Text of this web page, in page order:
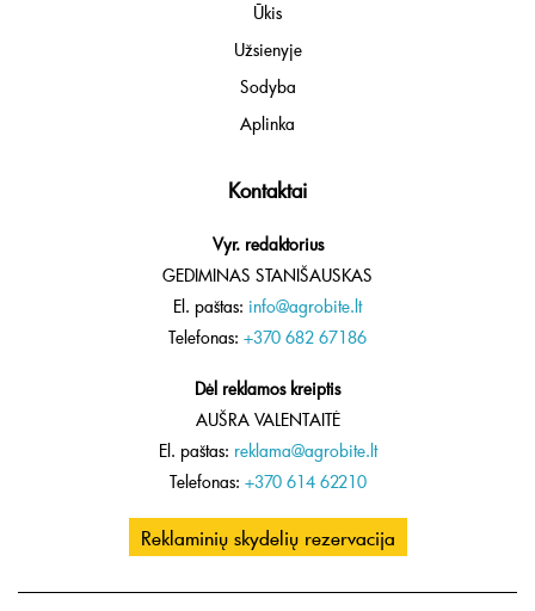
Ūkis
Užsienyje
Sodyba
Aplinka
Kontaktai
Vyr. redaktorius
GEDIMINAS STANIŠAUSKAS
El. paštas: info@agrobite.lt
Telefonas: +370 682 67186
Dėl reklamos kreiptis
AUŠRA VALENTAITĖ
El. paštas: reklama@agrobite.lt
Telefonas: +370 614 62210
Reklaminių skydelių rezervacija